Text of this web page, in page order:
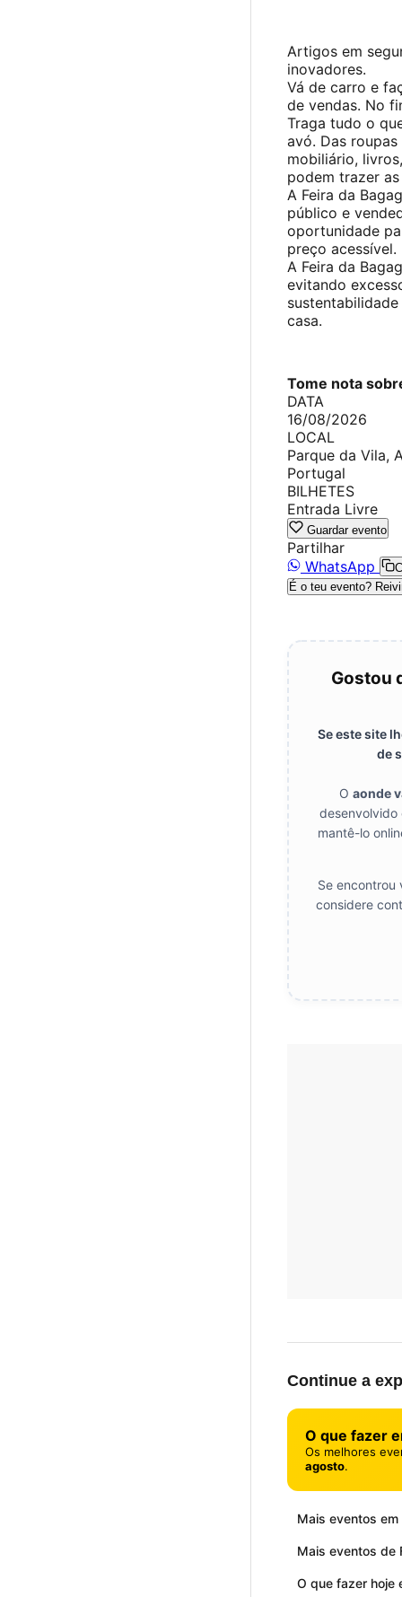
Artigos em
inovadores.
Vá de carro e
de vendas. No
Traga tudo o
avó. Das
mobiliário,
podem trazer
A Feira da
público e
oportunidade
preço acessível.
A Feira da
evitando
casa.
Tome nota
DATA
16/08/2026
LOCAL
Parque da Vila,
Portugal
BILHETES
Entrada Livre
Guardar evento
Partilhar
WhatsApp
É o teu evento?
Gostou
Se este site
de
O aonde
desenvolvido
mantê-lo
Se encontrou
considere
Continue a
O que fazer
Os melhores
agosto.
Mais eventos em
Mais eventos de
O que fazer hoje